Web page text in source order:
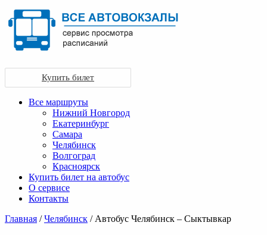
Купить билет
Все маршруты
Нижний Новгород
Екатеринбург
Самара
Челябинск
Волгоград
Красноярск
Купить билет на автобус
О сервисе
Контакты
Главная /Челябинск / Автобус Челябинск – Сыктывкар